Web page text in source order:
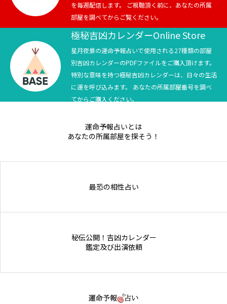
を毎週配信します。 ご視聴頂く前に、あなたの所属
部屋を調べてからご覧ください。
極秘吉凶カレンダーOnline Store
星月夜景の運命予報占いで使用される27種類の部屋
別吉凶カレンダーのPDFファイルをご購入頂けます。
特別な意味を持つ極秘吉凶カレンダーは、日々の生活
に運を呼び込みます。 あなたの所属部屋番号を調べ
てからご購入ください。
運命予報占いとは
あなたの所属部屋を探そう！
最恐の相性占い
秘伝公開！吉凶カレンダー
鑑定及び出演依頼